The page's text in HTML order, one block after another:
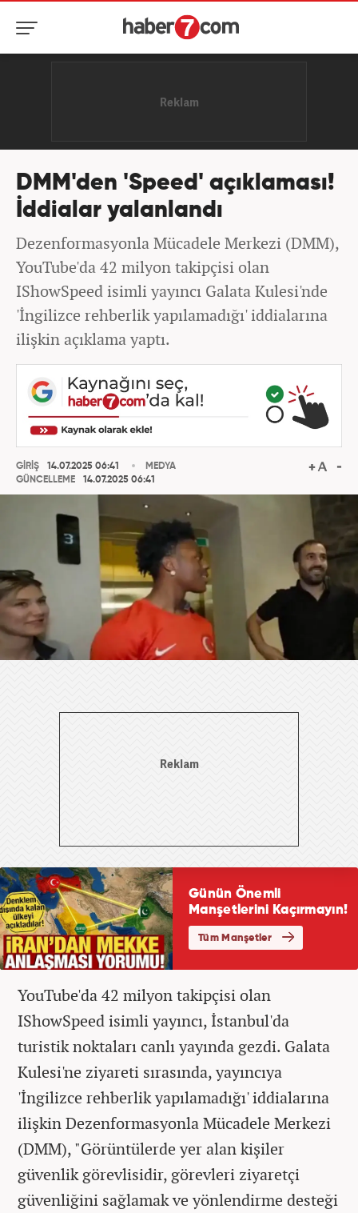
DMM'den 'Speed' açıklaması!
İddialar yalanlandı
Dezenformasyonla Mücadele Merkezi (DMM),
YouTube'da 42 milyon takipçisi olan
IShowSpeed isimli yayıncı Galata Kulesi'nde
'İngilizce rehberlik yapılamadığı' iddialarına
ilişkin açıklama yaptı.
GİRİŞ
14.07.2025 06:41
GÜNCELLEME
14.07.2025 06:41
MEDYA
YouTube'da 42 milyon takipçisi olan
IShowSpeed isimli yayıncı, İstanbul'da
turistik noktaları canlı yayında gezdi. Galata
Kulesi'ne ziyareti sırasında, yayıncıya
'İngilizce rehberlik yapılamadığı' iddialarına
ilişkin Dezenformasyonla Mücadele Merkezi
(DMM), "Görüntülerde yer alan kişiler
güvenlik görevlisidir, görevleri ziyaretçi
güvenliğini sağlamak ve yönlendirme desteği